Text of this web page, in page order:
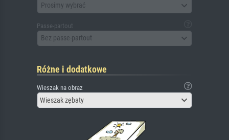
Prosimy wybrać
Passe-partout
Bez passe-partout
Różne i dodatkowe
Wieszak na obraz
Wieszak zębaty